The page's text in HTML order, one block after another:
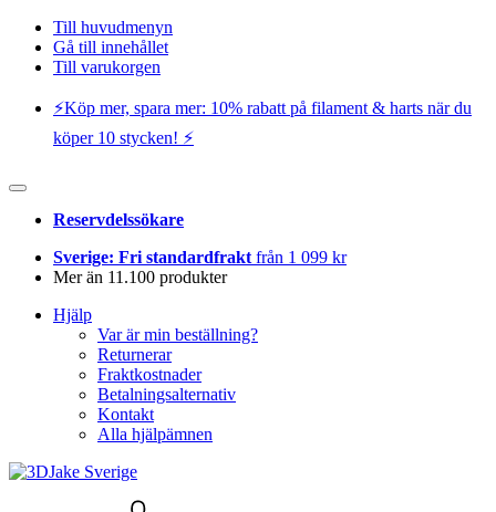
Till huvudmenyn
Gå till innehållet
Till varukorgen
⚡️Köp mer, spara mer: 10% rabatt på filament & harts när du
köper 10 stycken! ⚡️
Reservdelssökare
Sverige: Fri standardfrakt från 1 099 kr
Mer än 11.100 produkter
Hjälp
Var är min beställning?
Returnerar
Fraktkostnader
Betalningsalternativ
Kontakt
Alla hjälpämnen